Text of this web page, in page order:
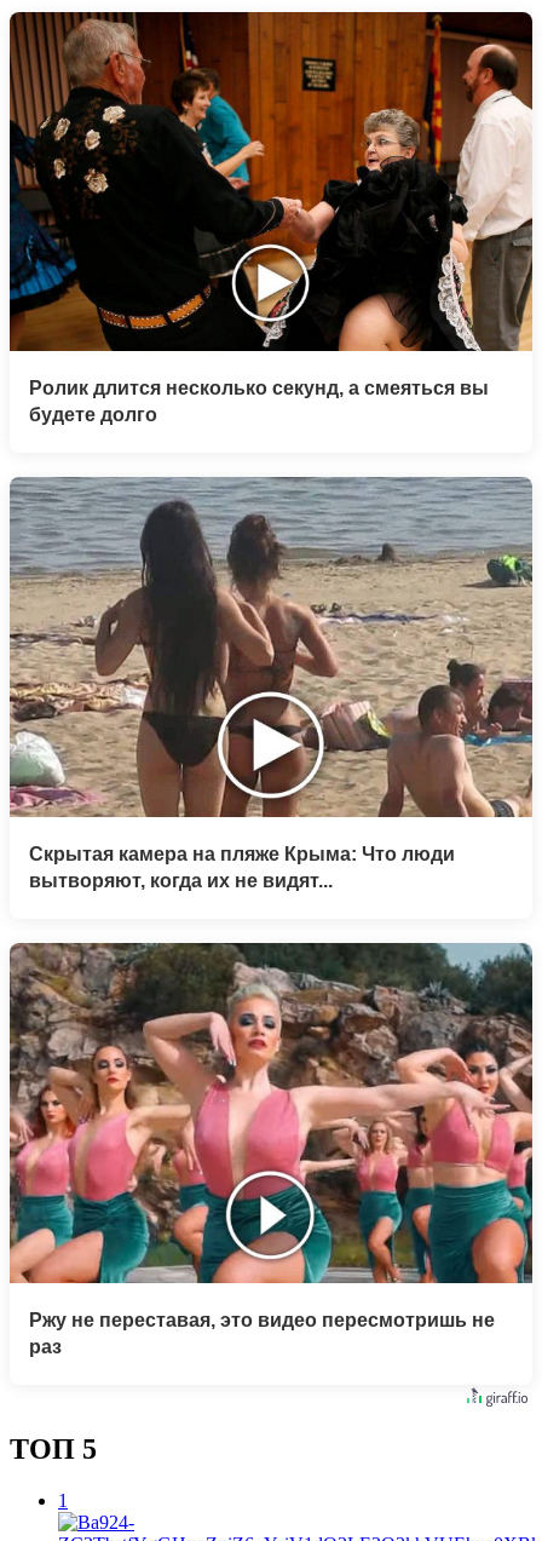
Ролик длится несколько секунд, а смеяться вы
будете долго
Скрытая камера на пляже Крыма: Что люди
вытворяют, когда их не видят...
Ржу не переставая, это видео пересмотришь не
раз
ТОП 5
1